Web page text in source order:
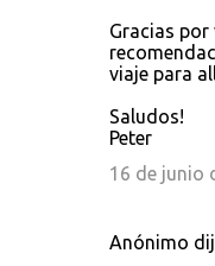
Gracias
viaje para
Saludos!
Peter
16 de junio
Anónimo